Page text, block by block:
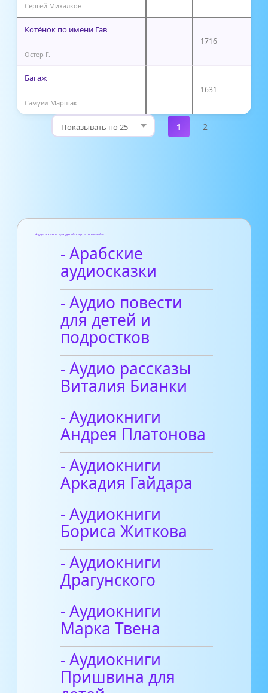
Сергей Михалков
Котёнок по имени Гав
Остер Г.
1716
Багаж
Самуил Маршак
1631
1 2
Аудиосказки для детей слушать онлайн
- Арабские
аудиосказки
- Аудио повести
для детей и
подростков
- Аудио рассказы
Виталия Бианки
- Аудиокниги
Андрея Платонова
- Аудиокниги
Аркадия Гайдара
- Аудиокниги
Бориса Житкова
- Аудиокниги
Драгунского
- Аудиокниги
Марка Твена
- Аудиокниги
Пришвина для